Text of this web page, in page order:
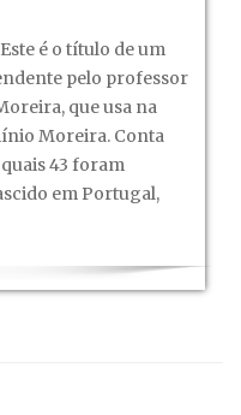
é
educador!
é o título de um
pelo professor
que usa na
Moreira. Conta
43 foram
em Portugal,